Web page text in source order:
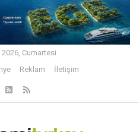
Cumartesi
Reklam İletişim